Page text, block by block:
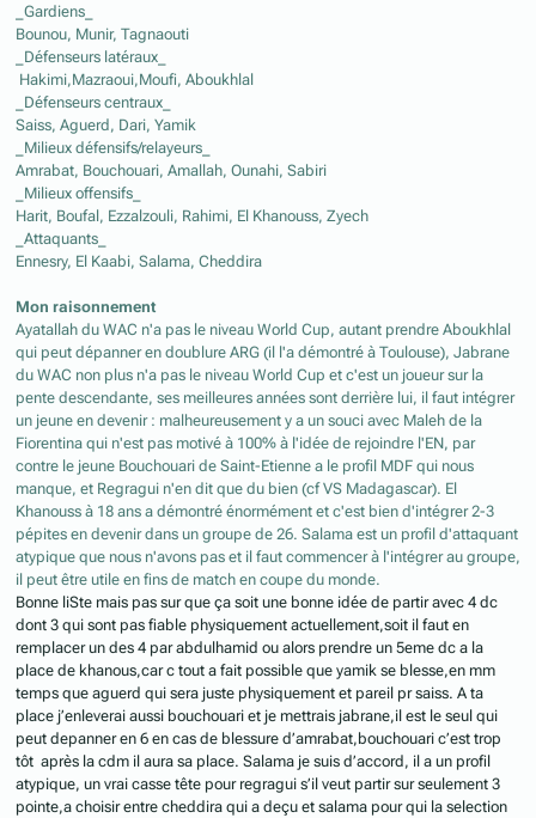
_Gardiens_
Bounou, Munir, Tagnaouti
_Défenseurs latéraux_
Hakimi,Mazraoui,Moufi, Aboukhlal
_Défenseurs centraux_
Saiss, Aguerd, Dari, Yamik
_Milieux défensifs/relayeurs_
Amrabat, Bouchouari, Amallah, Ounahi, Sabiri
_Milieux offensifs_
Harit, Boufal, Ezzalzouli, Rahimi, El Khanouss, Zyech
_Attaquants_
Ennesry, El Kaabi, Salama, Cheddira
Mon raisonnement
Ayatallah du WAC n'a pas le niveau World Cup, autant prendre Aboukhlal
qui peut dépanner en doublure ARG (il l'a démontré à Toulouse), Jabrane
du WAC non plus n'a pas le niveau World Cup et c'est un joueur sur la
pente descendante, ses meilleures années sont derrière lui, il faut intégrer
un jeune en devenir : malheureusement y a un souci avec Maleh de la
Fiorentina qui n'est pas motivé à 100% à l'idée de rejoindre l'EN, par
contre le jeune Bouchouari de Saint-Etienne a le profil MDF qui nous
manque, et Regragui n'en dit que du bien (cf VS Madagascar). El
Khanouss à 18 ans a démontré énormément et c'est bien d'intégrer 2-3
pépites en devenir dans un groupe de 26. Salama est un profil d'attaquant
atypique que nous n'avons pas et il faut commencer à l'intégrer au groupe,
il peut être utile en fins de match en coupe du monde.
Bonne liSte mais pas sur que ça soit une bonne idée de partir avec 4 dc
dont 3 qui sont pas fiable physiquement actuellement,soit il faut en
remplacer un des 4 par abdulhamid ou alors prendre un 5eme dc a la
place de khanous,car c tout a fait possible que yamik se blesse,en mm
temps que aguerd qui sera juste physiquement et pareil pr saiss. A ta
place j’enleverai aussi bouchouari et je mettrais jabrane,il est le seul qui
peut depanner en 6 en cas de blessure d’amrabat,bouchouari c’est trop
tôt après la cdm il aura sa place. Salama je suis d’accord, il a un profil
atypique, un vrai casse tête pour regragui s’il veut partir sur seulement 3
pointe,a choisir entre cheddira qui a deçu et salama pour qui la selection